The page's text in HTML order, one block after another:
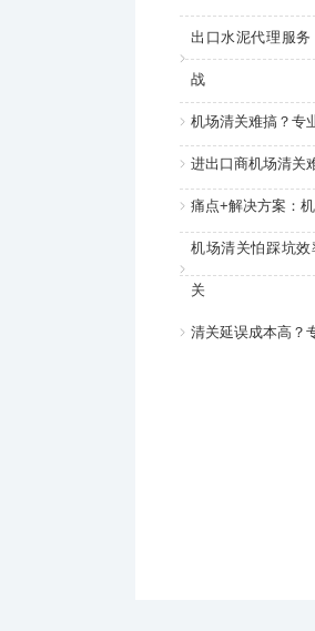
出口水泥代理服
战
机场清关难搞？专
进出口商机场清关
痛点+解决方案：
机场清关怕踩坑
关
清关延误成本高？